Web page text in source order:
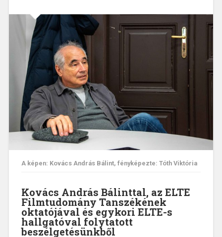
A képen: Kovács András Bálint, fényképezte: Tóth Viktória
Kovács András Bálinttal, az ELTE
Filmtudomány Tanszékének
oktatójával és egykori ELTE-s
hallgatóval folytatott
beszélgetésünkből